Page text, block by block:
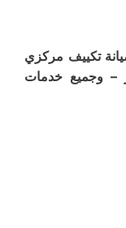
تكييف مركزي
– وجميع خدمات